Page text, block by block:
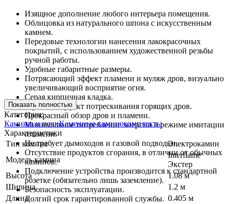
Изящное дополнение любого интерьера помещения.
Облицовка из натурального шпона с искусственным
камнем.
Передовые технологии нанесения лакокрасочных
покрытий, с использованием художественной резьбы
ручной работы.
Удобные габаритные размеры.
Потрясающий эффект пламени и муляж дров, визуально
увеличивающий восприятие огня.
Серая кирпичная кладка.
Звуковой эффект потрескивания горящих дров.
Прекрасный обзор дров и пламени.
Минимальное потребление энергии в режиме имитации
пламени.
Не требует дымоходов и газовой подводки.
Отсутствие продуктов сгорания, в отличии от обычных
каминов.
Подключение устройства производится к стандартной
розетке (обязательно лишь заземление).
Безопасность эксплуатации.
Долгий срок гарантированной службы.
Показать полностью
Категории:
Камины и печиКаменные каминокомплекты
Характеристики
Тип камина
Электрокамин
Модель камина
Interflame
Экстер
Высота
1.08 м
Ширина
1.2 м
Длина
0.405 м